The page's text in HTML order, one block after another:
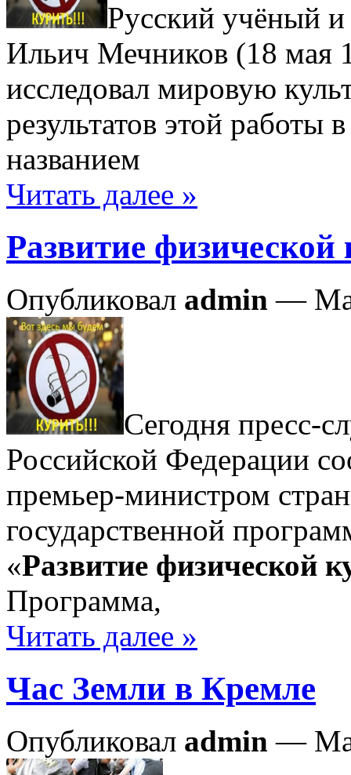
Русский учёный
Ильич Мечников (18 мая
исследовал мировую
результатов этой работы
названием
Читать далее »
Развитие
Опубликовал admin —
Сегодня пресс-
Российской Федерации
премьер-министром
государственной
«Развитие физической
Программа,
Читать далее »
Час Земли в Кремле
Опубликовал admin —